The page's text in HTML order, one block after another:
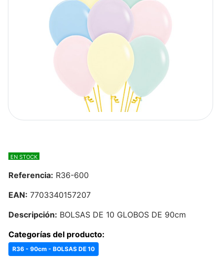
EN STOCK
Referencia: R36-600
EAN: 7703340157207
Descripción: BOLSAS DE 10 GLOBOS DE 90cm
Categorías del producto:
R36 - 90cm - BOLSAS DE 10